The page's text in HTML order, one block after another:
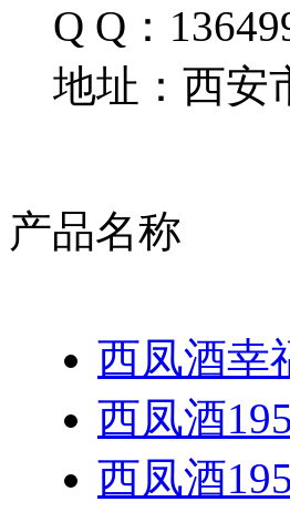
Q Q：
地址：西安
产品名称
西凤酒幸
西凤酒
西凤酒